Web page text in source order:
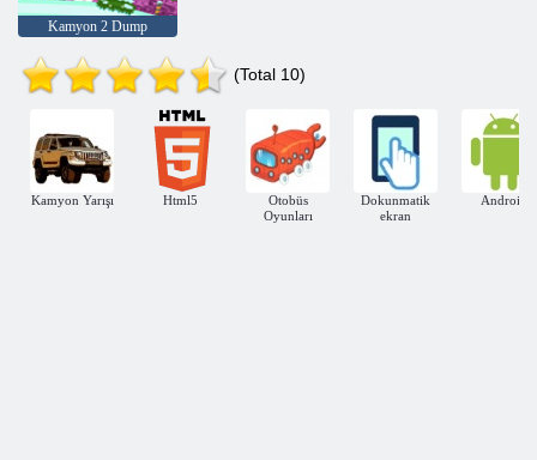
Kamyon 2 Dump
(Total 10)
Kamyon Yarışı Html5
Otobüs
Oyunları
Dokunmatik
ekran
Android